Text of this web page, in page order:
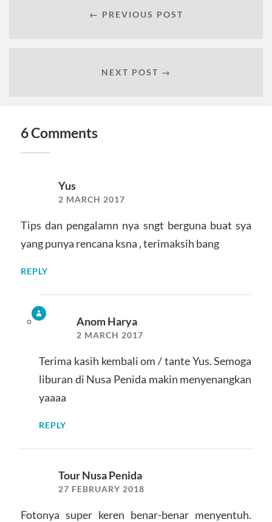
← PREVIOUS POST
NEXT POST →
6 Comments
Yus
2 MARCH 2017
Tips dan pengalamn nya sngt berguna buat sya
yang punya rencana ksna , terimaksih bang
REPLY
Anom Harya
2 MARCH 2017
Terima kasih kembali om / tante Yus. Semoga
liburan di Nusa Penida makin menyenangkan
yaaaa
REPLY
Tour Nusa Penida
27 FEBRUARY 2018
Fotonya super keren benar-benar menyentuh.